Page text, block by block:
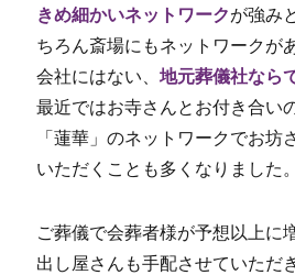
きめ細かいネットワークが強み
ちろん斎場にもネットワークが
会社にはない、 地元葬儀社なら
最近ではお寺さんとお付き合い
「蓮華」のネットワークでお坊
いただくことも多くなりました。
ご葬儀で会葬者様が予想以上に
出し屋さんも手配させていただ